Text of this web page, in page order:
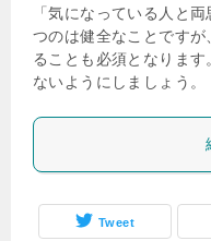
「気になっている人と
つのは健全なことです
ることも必須となりま
ないようにしましょう。
Tweet